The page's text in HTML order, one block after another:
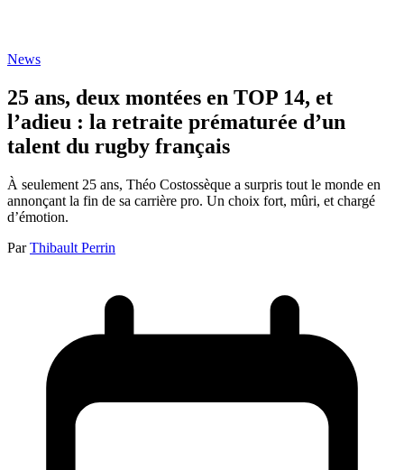
News
25 ans, deux montées en TOP 14, et
l’adieu : la retraite prématurée d’un
talent du rugby français
À seulement 25 ans, Théo Costossèque a surpris tout le monde en
annonçant la fin de sa carrière pro. Un choix fort, mûri, et chargé
d’émotion.
Par Thibault Perrin